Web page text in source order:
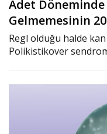
Adet
Gelmemesinin
Regl olduğu halde
Polikistikover